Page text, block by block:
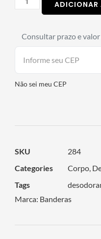
ADICIONAR
Consultar prazo e
Não sei meu CEP
SKU
284
Categories
Corpo
Tags
Marca: Banderas